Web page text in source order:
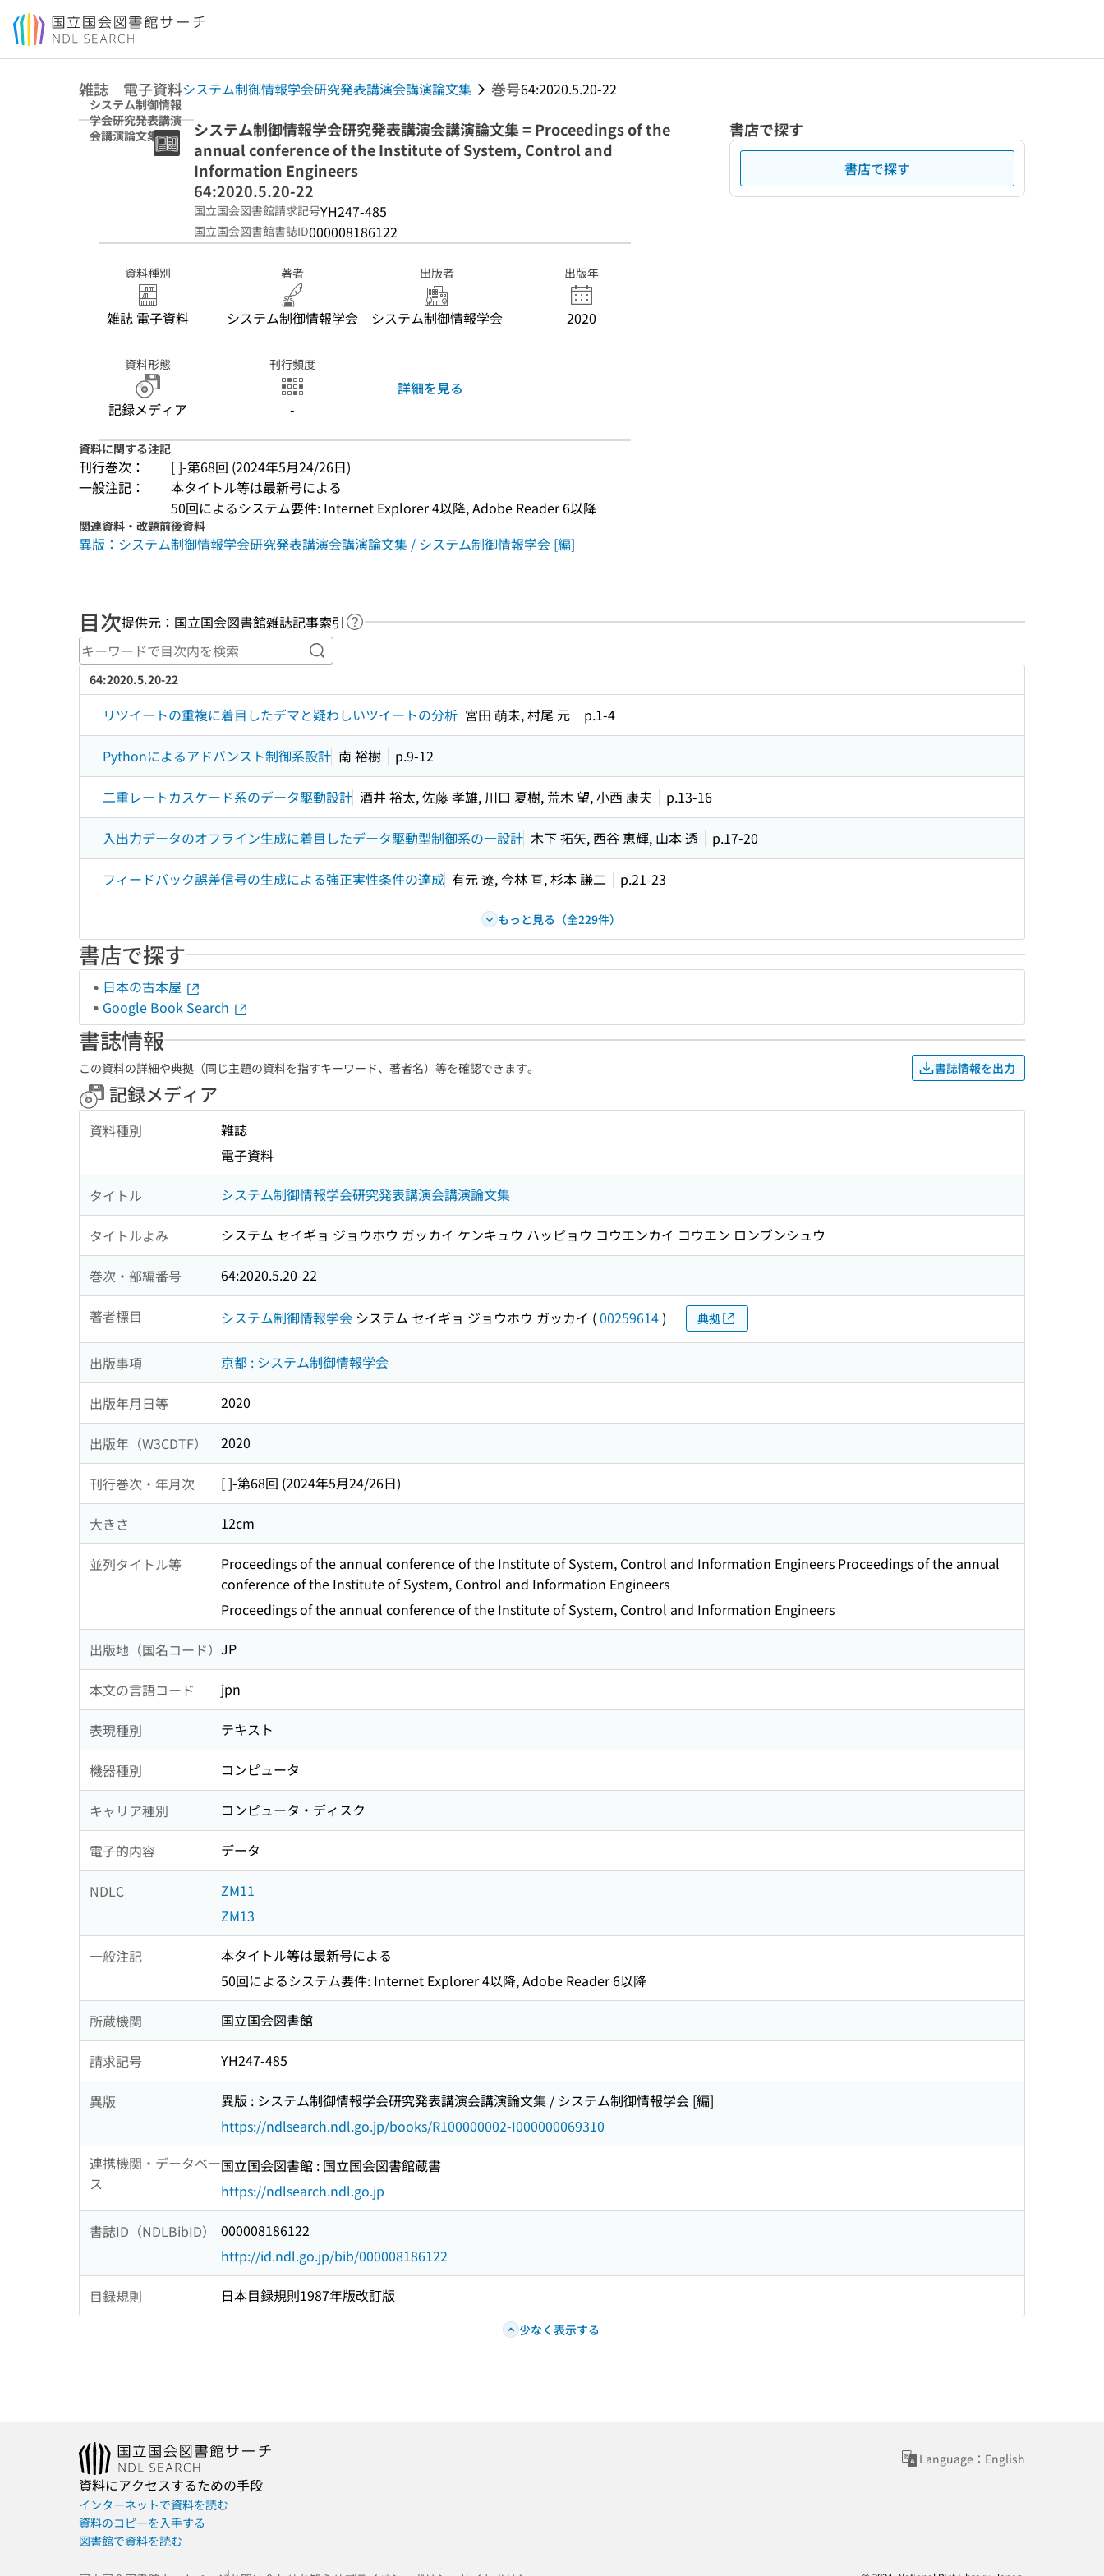
本文へ移動
雑誌 電子資料システム制御情報学会研究発表講演会講演論文集 巻号64:2020.5.20-22
システム制御情報
学会研究発表講演
会講演論文集
64:2020.5.20-22
システム制御情報学会研究発表講演会講演論文集 = Proceedings of the
annual conference of the Institute of System, Control and
Information Engineers
64:2020.5.20-22
国立国会図書館請求記号YH247-485
国立国会図書館書誌ID000008186122
資料種別
雑誌 電子資料
著者
システム制御情報学会
出版者
システム制御情報学会
出版年
2020
資料形態
記録メディア
刊行頻度
-
詳細を見る
資料に関する注記
刊行巻次：
[ ]-第68回 (2024年5月24/26日)
一般注記：
本タイトル等は最新号による
50回によるシステム要件: Internet Explorer 4以降, Adobe Reader 6以降
関連資料・改題前後資料
異版：システム制御情報学会研究発表講演会講演論文集 / システム制御情報学会 [編]
書店で探す
書店で探す
目次提供元：国立国会図書館雑誌記事索引 ヘルプページへのリンク
キーワードで目次内を検索
64:2020.5.20-22
リツイートの重複に着目したデマと疑わしいツイートの分析 宮田 萌未, 村尾 元 p.1-4
Pythonによるアドバンスト制御系設計 南 裕樹 p.9-12
二重レートカスケード系のデータ駆動設計 酒井 裕太, 佐藤 孝雄, 川口 夏樹, 荒木 望, 小西 康夫 p.13-16
入出力データのオフライン生成に着目したデータ駆動型制御系の一設計 木下 拓矢, 西谷 恵輝, 山本 透 p.17-20
フィードバック誤差信号の生成による強正実性条件の達成 有元 遼, 今林 亘, 杉本 謙二 p.21-23
もっと見る（全229件）
書店で探す
日本の古本屋
Google Book Search
書誌情報
この資料の詳細や典拠（同じ主題の資料を指すキーワード、著者名）等を確認できます。 書誌情報を出力
記録メディア
資料種別
雑誌
電子資料
タイトル システム制御情報学会研究発表講演会講演論文集
タイトルよみ システム セイギョ ジョウホウ ガッカイ ケンキュウ ハッピョウ コウエンカイ コウエン ロンブンシュウ
巻次・部編番号 64:2020.5.20-22
著者標目 システム制御情報学会 システム セイギョ ジョウホウ ガッカイ (00259614) 典拠
出版事項 京都 : システム制御情報学会
出版年月日等 2020
出版年（W3CDTF） 2020
刊行巻次・年月次 [ ]-第68回 (2024年5月24/26日)
大きさ 12cm
並列タイトル等
Proceedings of the annual conference of the Institute of System, Control and Information Engineers Proceedings of the annual
conference of the Institute of System, Control and Information Engineers
Proceedings of the annual conference of the Institute of System, Control and Information Engineers
出版地（国名コード） JP
本文の言語コード jpn
表現種別 テキスト
機器種別 コンピュータ
キャリア種別 コンピュータ・ディスク
電子的内容 データ
NDLC
ZM11
ZM13
一般注記
本タイトル等は最新号による
50回によるシステム要件: Internet Explorer 4以降, Adobe Reader 6以降
所蔵機関 国立国会図書館
請求記号 YH247-485
異版
異版 : システム制御情報学会研究発表講演会講演論文集 / システム制御情報学会 [編]
https://ndlsearch.ndl.go.jp/books/R100000002-I000000069310
連携機関・データベー
ス
国立国会図書館 : 国立国会図書館蔵書
https://ndlsearch.ndl.go.jp
書誌ID（NDLBibID）
000008186122
http://id.ndl.go.jp/bib/000008186122
目録規則 日本目録規則1987年版改訂版
少なく表示する
Language：English
資料にアクセスするための手段
インターネットで資料を読む
資料のコピーを入手する
図書館で資料を読む